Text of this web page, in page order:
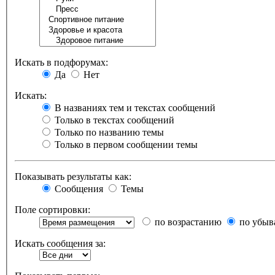
Искать в подфорумах:
Да
Нет
Искать:
В названиях тем и текстах сообщений
Только в текстах сообщений
Только по названию темы
Только в первом сообщении темы
Показывать результаты как:
Сообщения
Темы
Поле сортировки:
по возрастанию
по
Искать сообщения за: